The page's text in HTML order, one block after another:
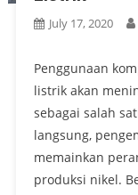
July 17, 2020
Penggunaan
listrik akan
sebagai salah
langsung,
memainkan
produksi nikel.